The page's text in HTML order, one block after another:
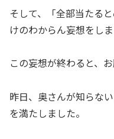
そして、「全部当たる
けのわからん妄想をしま
この妄想が終わると、
昨日、奥さんが知らな
を満たしました。